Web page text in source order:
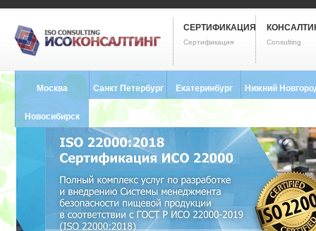
СЕРТИФИКАЦИЯ
Сертификация Consulting
Москва Санкт Петербург
8 (812) 748-2493
Екатеринбург
8 (343) 237-2593
Нижний
Новосибирск
8 (383) 227-8449